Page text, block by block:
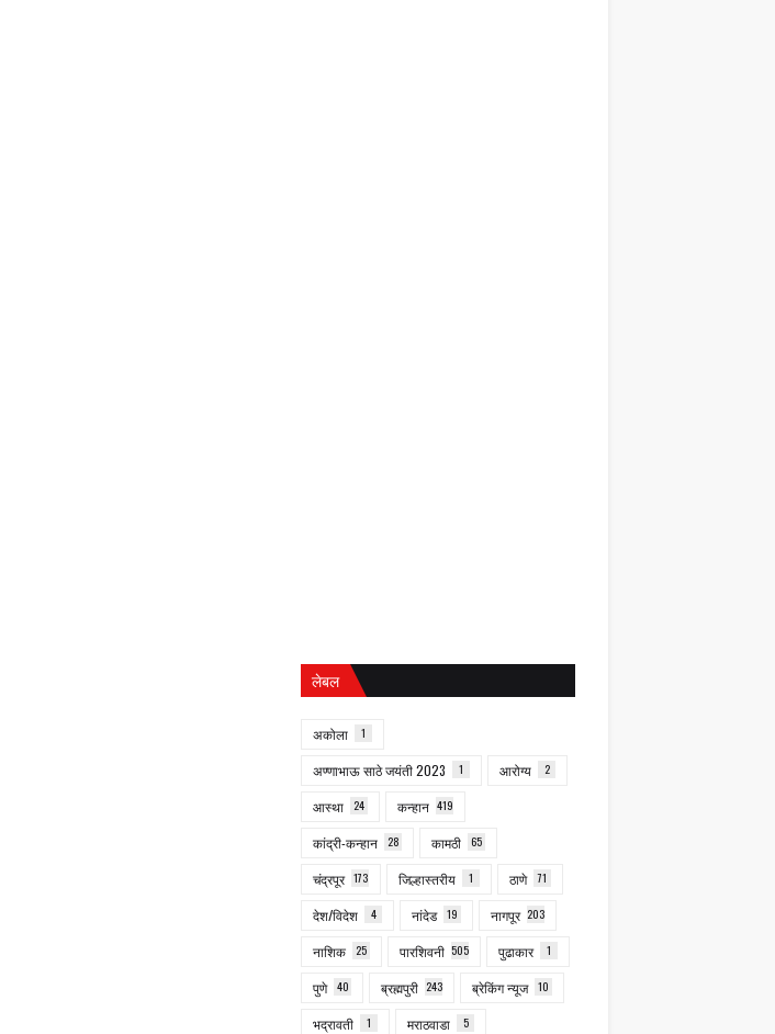
लेबल
अकोला 1
अण्णाभाऊ साठे जयंती 2023 1 आरोग्य 2
आस्था 24 कन्हान 419
कांद्री-कन्हान 28 कामठी 65
चंद्रपूर 173 जिल्हास्तरीय 1 ठाणे 71
देश/विदेश 4 नांदेड 19 नागपूर 203
नाशिक 25 पारशिवनी 505 पुढाकार 1
पुणे 40 ब्रह्मपुरी 243 ब्रेकिंग न्यूज 10
भद्रावती 1 मराठवाडा 5